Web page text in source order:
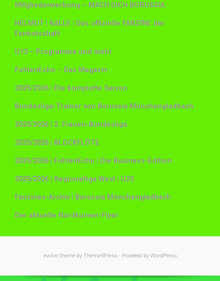
Mitgliederwerbung – MACH DICH BORUSSIA.
HELMUT | KALLE | Das offizielle FANZINE der
Fanbotschaft
U13 – Programme und mehr
FohlenEcho – Das Magazin
2025/2026 | Die komplette Saison
Bundesliga-Trainer von Borussia Mönchengladbach
2025/2026 | 2. Frauen-Bundesliga
2025/2026 | BLOCKFLÖTE
2025/2026 | FohlenEcho | Die Business-Edition
2025/2026 | Regionalliga West | U23
Fanzines-Archiv | Borussia Mönchengladbach
Der aktuelle Nordkurven-Flyer
evolvetheme by Theme4Press - Powered by WordPress